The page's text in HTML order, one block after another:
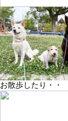
お散歩したり・・